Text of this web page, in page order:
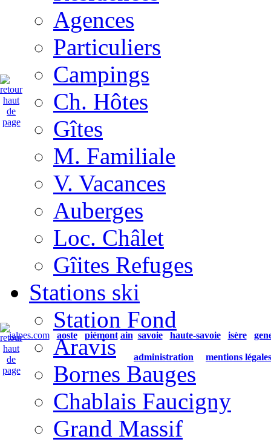
ialpes.com aoste piémont ain savoie haute-savoie isère
administration mentions légales
Agences
Particuliers
Campings
Ch. Hôtes
Gîtes
M. Familiale
V. Vacances
Auberges
Loc. Châlet
Gîites Refuges
Stations ski
Station Fond
Aravis
Bornes Bauges
Chablais Faucigny
Grand Massif